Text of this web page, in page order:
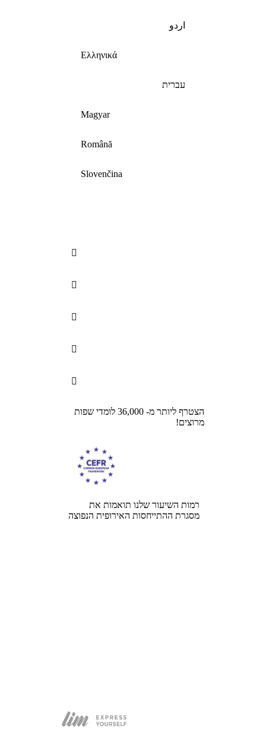
اردو
Ελληνικά
עברית
Magyar
Română
Slovenčina





הצטרף ליותר מ- 36,000 לומדי שפות
מרוצים!
רמות השיעור שלנו תואמות את
מסגרת ההתייחסות האירופית הנפוצה